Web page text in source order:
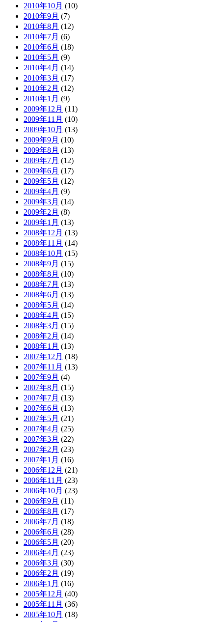
2010年10月 (10)
2010年9月 (7)
2010年8月 (12)
2010年7月 (6)
2010年6月 (18)
2010年5月 (9)
2010年4月 (14)
2010年3月 (17)
2010年2月 (12)
2010年1月 (9)
2009年12月 (11)
2009年11月 (10)
2009年10月 (13)
2009年9月 (10)
2009年8月 (13)
2009年7月 (12)
2009年6月 (17)
2009年5月 (12)
2009年4月 (9)
2009年3月 (14)
2009年2月 (8)
2009年1月 (13)
2008年12月 (13)
2008年11月 (14)
2008年10月 (15)
2008年9月 (15)
2008年8月 (10)
2008年7月 (13)
2008年6月 (13)
2008年5月 (14)
2008年4月 (15)
2008年3月 (15)
2008年2月 (14)
2008年1月 (13)
2007年12月 (18)
2007年11月 (13)
2007年9月 (4)
2007年8月 (15)
2007年7月 (13)
2007年6月 (13)
2007年5月 (21)
2007年4月 (25)
2007年3月 (22)
2007年2月 (23)
2007年1月 (16)
2006年12月 (21)
2006年11月 (23)
2006年10月 (23)
2006年9月 (11)
2006年8月 (17)
2006年7月 (18)
2006年6月 (28)
2006年5月 (20)
2006年4月 (23)
2006年3月 (30)
2006年2月 (19)
2006年1月 (16)
2005年12月 (40)
2005年11月 (36)
2005年10月 (18)